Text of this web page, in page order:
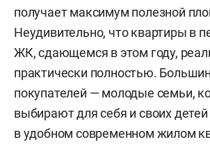
получает максимум полезной
Неудивительно, что квартиры в
ЖК, сдающемся в этом году,
практически полностью.
покупателей — молодые семьи,
выбирают для себя и своих
в удобном современном жилом